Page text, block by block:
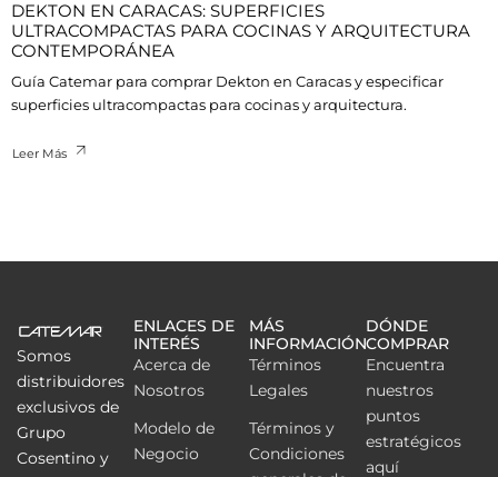
DEKTON EN CARACAS: SUPERFICIES
ULTRACOMPACTAS PARA COCINAS Y ARQUITECTURA
CONTEMPORÁNEA
Guía Catemar para comprar Dekton en Caracas y especificar
superficies ultracompactas para cocinas y arquitectura.
Leer Más
Somos
distribuidores
exclusivos de
Grupo
Cosentino y
ENLACES DE
INTERÉS
Acerca de
Nosotros
Modelo de
Negocio
MÁS
INFORMACIÓN
Términos
Legales
Términos y
Condiciones
DÓNDE
COMPRAR
Encuentra
nuestros
puntos
estratégicos
aquí